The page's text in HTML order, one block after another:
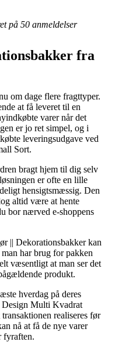
på 50 anmeldelser
fra
om dage flere fragttyper.
at få leveret til en
varer når det
er jo ret simpel, og i
leveringsudgave ved
Sort.
bragt hjem til dig selv
er ofte en lille
hensigtsmæssig. Den
altid være at hente
bor nærved e-shoppens
|| Dekorationsbakker kan
har brug for pakken
væsentligt at man ser det
produkt.
hverdag på deres
Design Multi Kvadrat
realiseres før
nå at få de nye varer
fyraften.